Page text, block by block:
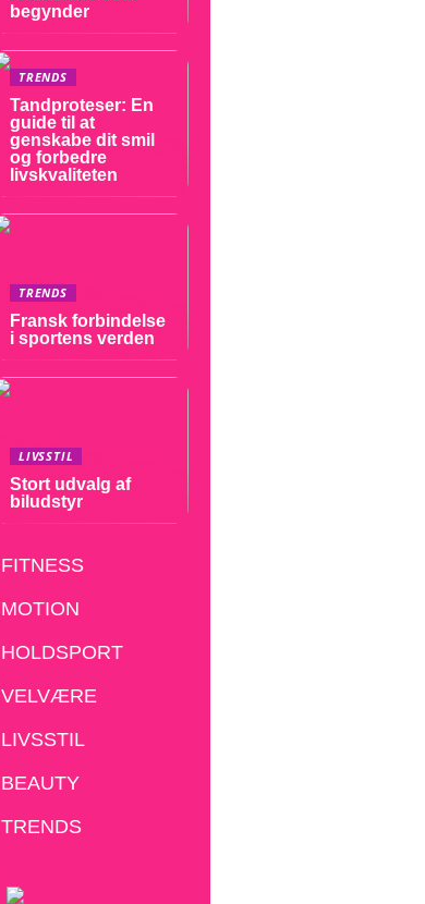
begynder
TRENDS
Tandproteser: En
guide til at
genskabe dit smil
og forbedre
livskvaliteten
TRENDS
Fransk forbindelse
i sportens verden
LIVSSTIL
Stort udvalg af
biludstyr
FITNESS
MOTION
HOLDSPORT
VELVÆRE
LIVSSTIL
BEAUTY
TRENDS